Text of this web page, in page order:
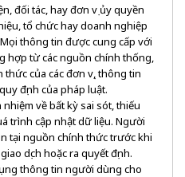
đối tác, hay đơn vị ủy quyền
tổ chức hay doanh nghiệp
thông tin được cung cấp với
hợp từ các nguồn chính thống,
của các đơn vị, thông tin
định của pháp luật.
nhiệm về bất kỳ sai sót, thiếu
trình cập nhật dữ liệu. Người
tại nguồn chính thức trước khi
dịch hoặc ra quyết định.
thông tin người dùng cho